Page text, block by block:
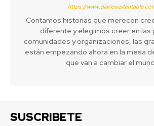
https://
Contamos historias que merecen
diferente y elegimos creer en las
comunidades y organizaciones, las
están empezando ahora en la mesa
que van a cambiar el
SUSCRIBETE